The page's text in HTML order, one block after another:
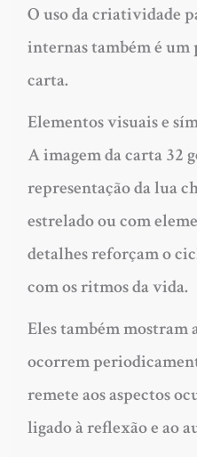
O uso da criatividade
internas também é um
carta.
Elementos visuais e
A imagem da carta 32
representação da lua
estrelado ou com
detalhes reforçam o
com os ritmos da vida.
Eles também mostram
ocorrem
remete aos aspectos
ligado à reflexão e ao